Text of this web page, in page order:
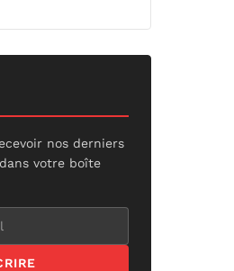
nos derniers
votre boîte